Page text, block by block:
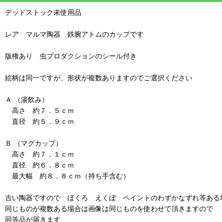
デッドストック未使用品
レア マルマ陶器 鉄腕アトムのカップです
版権あり 虫プロダクションのシール付き
絵柄は同一ですが、形状が複数ありますのでご選択ください
Ａ （湯飲み）
高さ 約７．５ｃｍ
直径 約５．９ｃｍ
Ｂ （マグカップ）
高さ 約７．１ｃｍ
直径 約６．８ｃｍ
最大幅 約８．８ｃｍ（持ち手含む）
古い陶器ですので ほくろ えくぼ ペイントのわずかなずれ等ある
同じものが複数ある場合は画像は同じものを使わせて頂きますので
同等品が届きます